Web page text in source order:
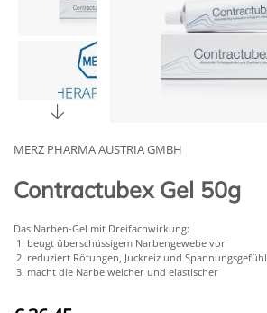
MERZ PHARMA AUSTRIA GMBH
Contractubex Gel 50g
Das Narben-Gel mit Dreifachwirkung:
beugt überschüssigem Narbengewebe vor
reduziert Rötungen, Juckreiz und Spannungsgefühl
macht die Narbe weicher und elastischer